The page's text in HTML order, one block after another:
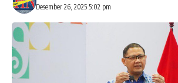
Desember 26, 2025 5:02 pm